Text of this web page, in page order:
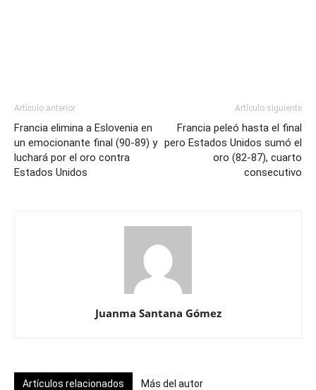
Artículo anterior
Francia elimina a Eslovenia en
un emocionante final (90-89) y
luchará por el oro contra
Estados Unidos
Artículo siguiente
Francia peleó hasta el final
pero Estados Unidos sumó el
oro (82-87), cuarto
consecutivo
Juanma Santana Gómez
Artículos relacionados Más del autor